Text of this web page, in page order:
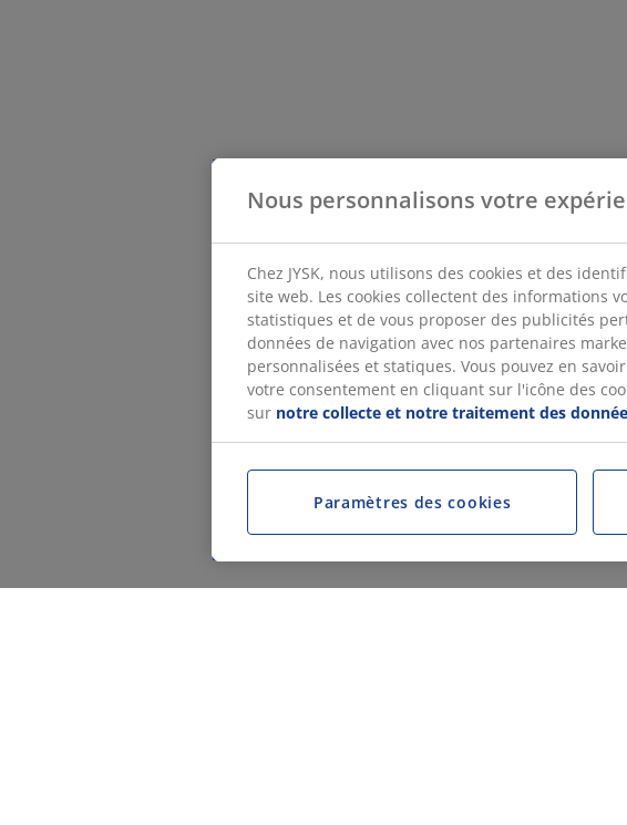
Nous personnalisons votre
Chez JYSK, nous utilisons des cookies et des
site web. Les cookies collectent des informations
statistiques et de vous proposer des publicités
données de navigation avec nos partenaires
personnalisées et statiques. Vous pouvez en
votre consentement en cliquant sur l'icône des
sur notre collecte et notre traitement des
Paramètres des cookies